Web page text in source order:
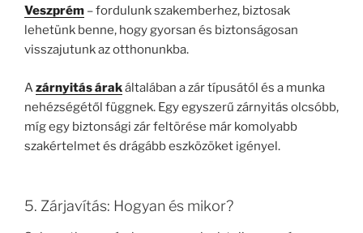
Veszprém – fordulunk szakemberhez, biztosak
lehetünk benne, hogy gyorsan és biztonságosan
visszajutunk az otthonunkba.
Azárnyitás árakáltalában a zár típusától és a munka
nehézségétől függnek. Egy egyszerű zárnyitás olcsóbb,
míg egy biztonsági zár feltörése már komolyabb
szakértelmet és drágább eszközöket igényel.
5. Zárjavítás: Hogyan és mikor?